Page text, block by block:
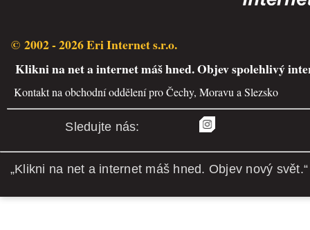
© 2002 - 2026 Eri Internet s.r.o.
Klikni na net a internet máš hned. Objev spolehlivý
Kontakt na obchodní oddělení pro Čechy, Moravu a Slezsko
Sledujte nás:
„Klikni na net a internet máš hned. Objev nový svět.“